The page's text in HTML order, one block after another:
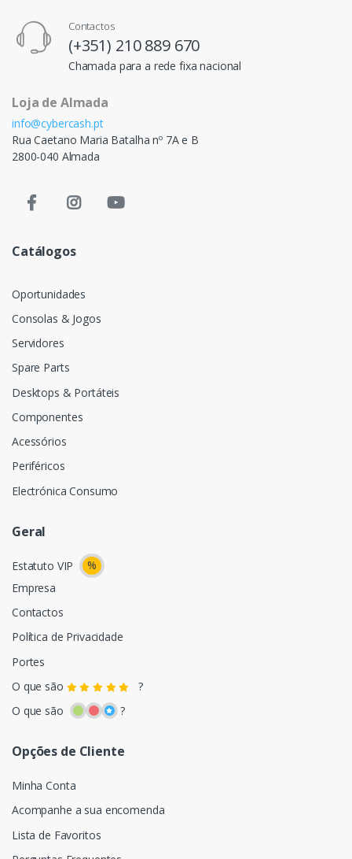
Contactos
(+351) 210 889 670
Chamada para a rede fixa nacional
Loja de Almada
info@cybercash.pt
Rua Caetano Maria Batalha nº 7A e B
2800-040 Almada
Catálogos
Oportunidades
Consolas & Jogos
Servidores
Spare Parts
Desktops & Portáteis
Componentes
Acessórios
Periféricos
Electrónica Consumo
Geral
Estatuto VIP
%
Empresa
Contactos
Política de Privacidade
Portes
O que são
?
O que são
?
Opções de Cliente
Minha Conta
Acompanhe a sua encomenda
Lista de Favoritos